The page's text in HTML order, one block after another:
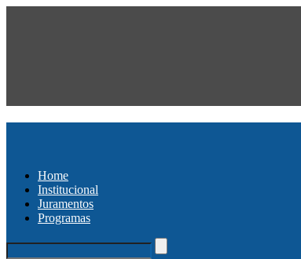
Home
Institucional
Juramentos
Programas